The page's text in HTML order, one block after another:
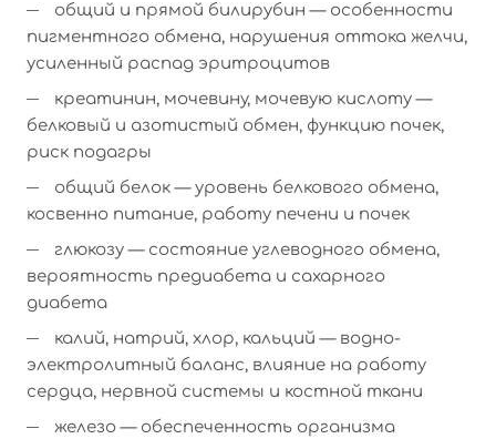
общий и прямой билирубин — особенности
пигментного обмена, нарушения оттока желчи,
усиленный распад эритроцитов
креатинин, мочевину, мочевую кислоту —
белковый и азотистый обмен, функцию почек,
риск подагры
общий белок — уровень белкового обмена,
косвенно питание, работу печени и почек
глюкозу — состояние углеводного обмена,
вероятность предиабета и сахарного
диабета
калий, натрий, хлор, кальций — водно-
электролитный баланс, влияние на работу
сердца, нервной системы и костной ткани
железо — обеспеченность организма